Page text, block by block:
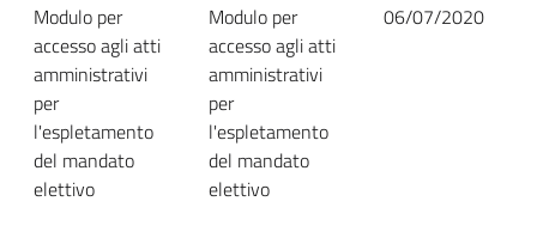
Modulo per
accesso agli atti
amministrativi
per
l'espletamento
del mandato
elettivo
Modulo per
accesso agli atti
amministrativi
per
l'espletamento
del mandato
elettivo
06/07/2020